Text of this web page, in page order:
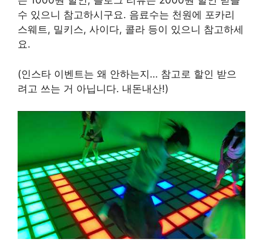
수 있으니 참고하시구요. 음료수는 천원에 포카리
스웨트, 밀키스, 사이다, 콜라 등이 있으니 참고하세
요.
(인스타 이벤트는 왜 안하는지… 참고로 할인 받으
려고 쓰는 거 아닙니다. 내돈내산!)